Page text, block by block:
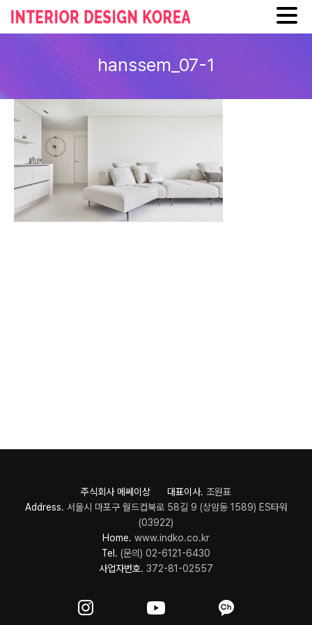
Skip
hanssem_07-1
주식회사 메쎄이상 대표이사. 조원표
Address. 서울시 마포구 월드컵북로 58길 9 (상암동 1589) ES타워
(03922)
Home. www.indko.co.kr
Tel. (문의) 02-6121-6430
사업자번호. 372-81-02557